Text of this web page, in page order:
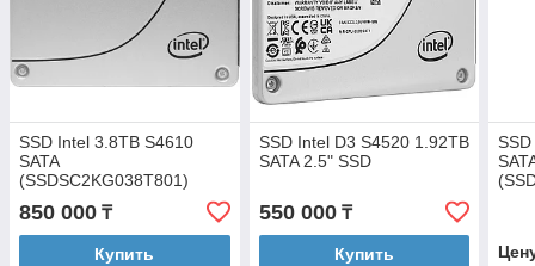
SSD Intel 3.8TB S4610
SATA
(SSDSC2KG038T801)
850 000 ₸
Купить
SSD Intel D3 S4520 1.92TB
SATA 2.5" SSD
550 000₸
Купить